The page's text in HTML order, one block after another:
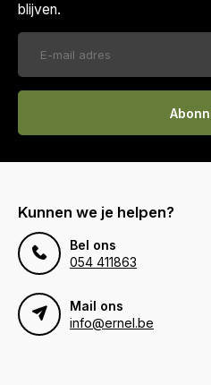
blijven.
Kunnen we je helpen?
Bel ons
054 411863
Mail ons
info@ernel.be